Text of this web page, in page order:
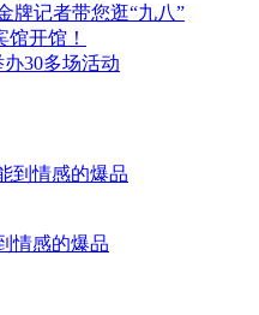
牌记者带您逛“九八”
开馆！
30多场活动
情感的爆品